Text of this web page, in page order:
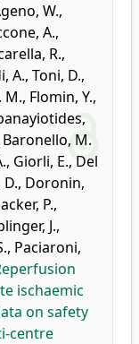
W.,
A.,
R.,
A., Toni, D.,
M., Flomin, Y.,
Baronello, M.
, Giorli, E., Del
, Doronin,
P.,
J.,
, Paciaroni,
ischaemic
on safety
centre